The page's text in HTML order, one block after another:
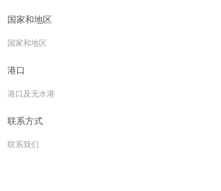
国家和地区
国家和地区
港口
港口及无水港
联系方式
联系我们